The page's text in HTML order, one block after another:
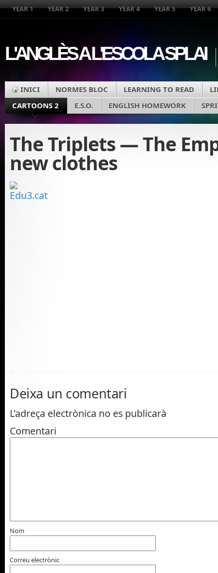
YEAR 1 YEAR 2 YEAR 3 YEAR 4 YEAR 5 YEAR 6
L'ANGLÈS A L'ESCOLA SPLAI
INICI NORMES BLOC LEARNING TO READ
CARTOONS 2
E.S.O. ENGLISH HOMEWORK
The Triplets — The
new clothes
Deixa un comentari
L'adreça electrònica no es publicarà
Comentari
Nom
Correu electrònic